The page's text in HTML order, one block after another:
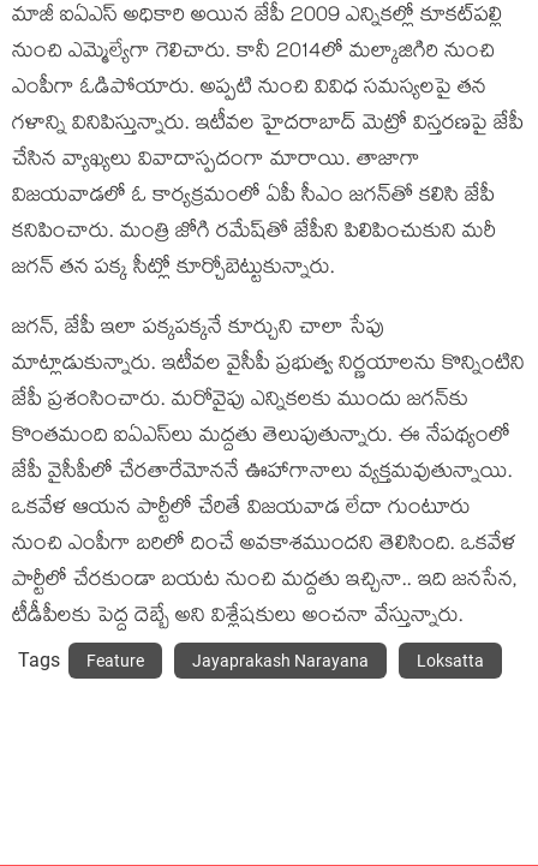
మాజీ ఐఏఎస్ అధికారి అయిన జేపీ 2009 ఎన్నిక‌ల్లో కూక‌ట్‌ప‌ల్లి
నుంచి ఎమ్మెల్యేగా గెలిచారు. కానీ 2014లో మ‌ల్కాజిగిరి నుంచి
ఎంపీగా ఓడిపోయారు. అప్ప‌టి నుంచి వివిధ స‌మ‌స్య‌ల‌పై త‌న
గ‌ళాన్ని వినిపిస్తున్నారు. ఇటీవ‌ల హైదరాబాద్ మెట్రో విస్త‌ర‌ణపై జేపీ
చేసిన వ్యాఖ్య‌లు వివాదాస్ప‌దంగా మారాయి. తాజాగా
విజ‌య‌వాడ‌లో ఓ కార్య‌క్ర‌మంలో ఏపీ సీఎం జ‌గ‌న్‌తో క‌లిసి జేపీ
క‌నిపించారు. మంత్రి జోగి ర‌మేష్‌తో జేపీని పిలిపించుకుని మ‌రీ
జ‌గ‌న్ త‌న ప‌క్క సీట్లో కూర్చోబెట్టుకున్నారు.
జ‌గ‌న్‌, జేపీ ఇలా ప‌క్క‌ప‌క్క‌నే కూర్చుని చాలా సేపు
మాట్లాడుకున్నారు. ఇటీవ‌ల వైసీపీ ప్ర‌భుత్వ నిర్ణ‌యాల‌ను కొన్నింటిని
జేపీ ప్ర‌శంసించారు. మ‌రోవైపు ఎన్నిక‌ల‌కు ముందు జ‌గ‌న్‌కు
కొంత‌మంది ఐఏఎస్‌లు మ‌ద్ద‌తు తెలుపుతున్నారు. ఈ నేప‌థ్యంలో
జేపీ వైసీపీలో చేరతారేమోన‌నే ఊహాగానాలు వ్య‌క్త‌మ‌వుతున్నాయి.
ఒక‌వేళ ఆయ‌న పార్టీలో చేరితే విజ‌య‌వాడ లేదా గుంటూరు
నుంచి ఎంపీగా బ‌రిలో దించే అవ‌కాశ‌ముంద‌ని తెలిసింది. ఒక‌వేళ
పార్టీలో చేర‌కుండా బ‌య‌ట నుంచి మ‌ద్ద‌తు ఇచ్చినా.. ఇది జ‌న‌సేన‌,
టీడీపీల‌కు పెద్ద దెబ్బే అని విశ్లేష‌కులు అంచ‌నా వేస్తున్నారు.
Tags Feature Jayaprakash Narayana Loksatta